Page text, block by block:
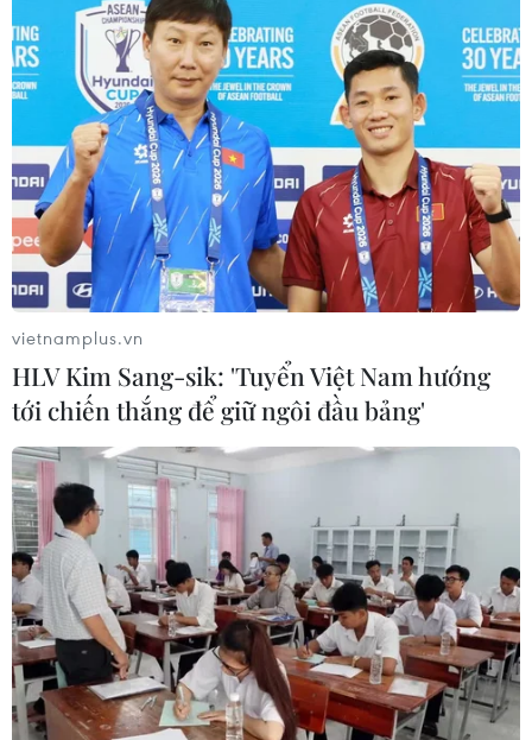
Đấu giá bức thư của Napoleon liên quan
đến vụ giam giữ Giáo hoàng Pius VII
23/04/2025 12:31
Cuối tuần này, một bức thư viết tay của Napoleon sẽ
được đưa ra đấu giá. Nội dung bức thư phủ nhận vai
trò của Hoàng đế Pháp trong vụ bắt cóc Giáo hoàng
Pius VII.
vietnamplus.vn
HLV Kim Sang-sik: 'Tuyển Việt Nam hướng
tới chiến thắng để giữ ngôi đầu bảng'